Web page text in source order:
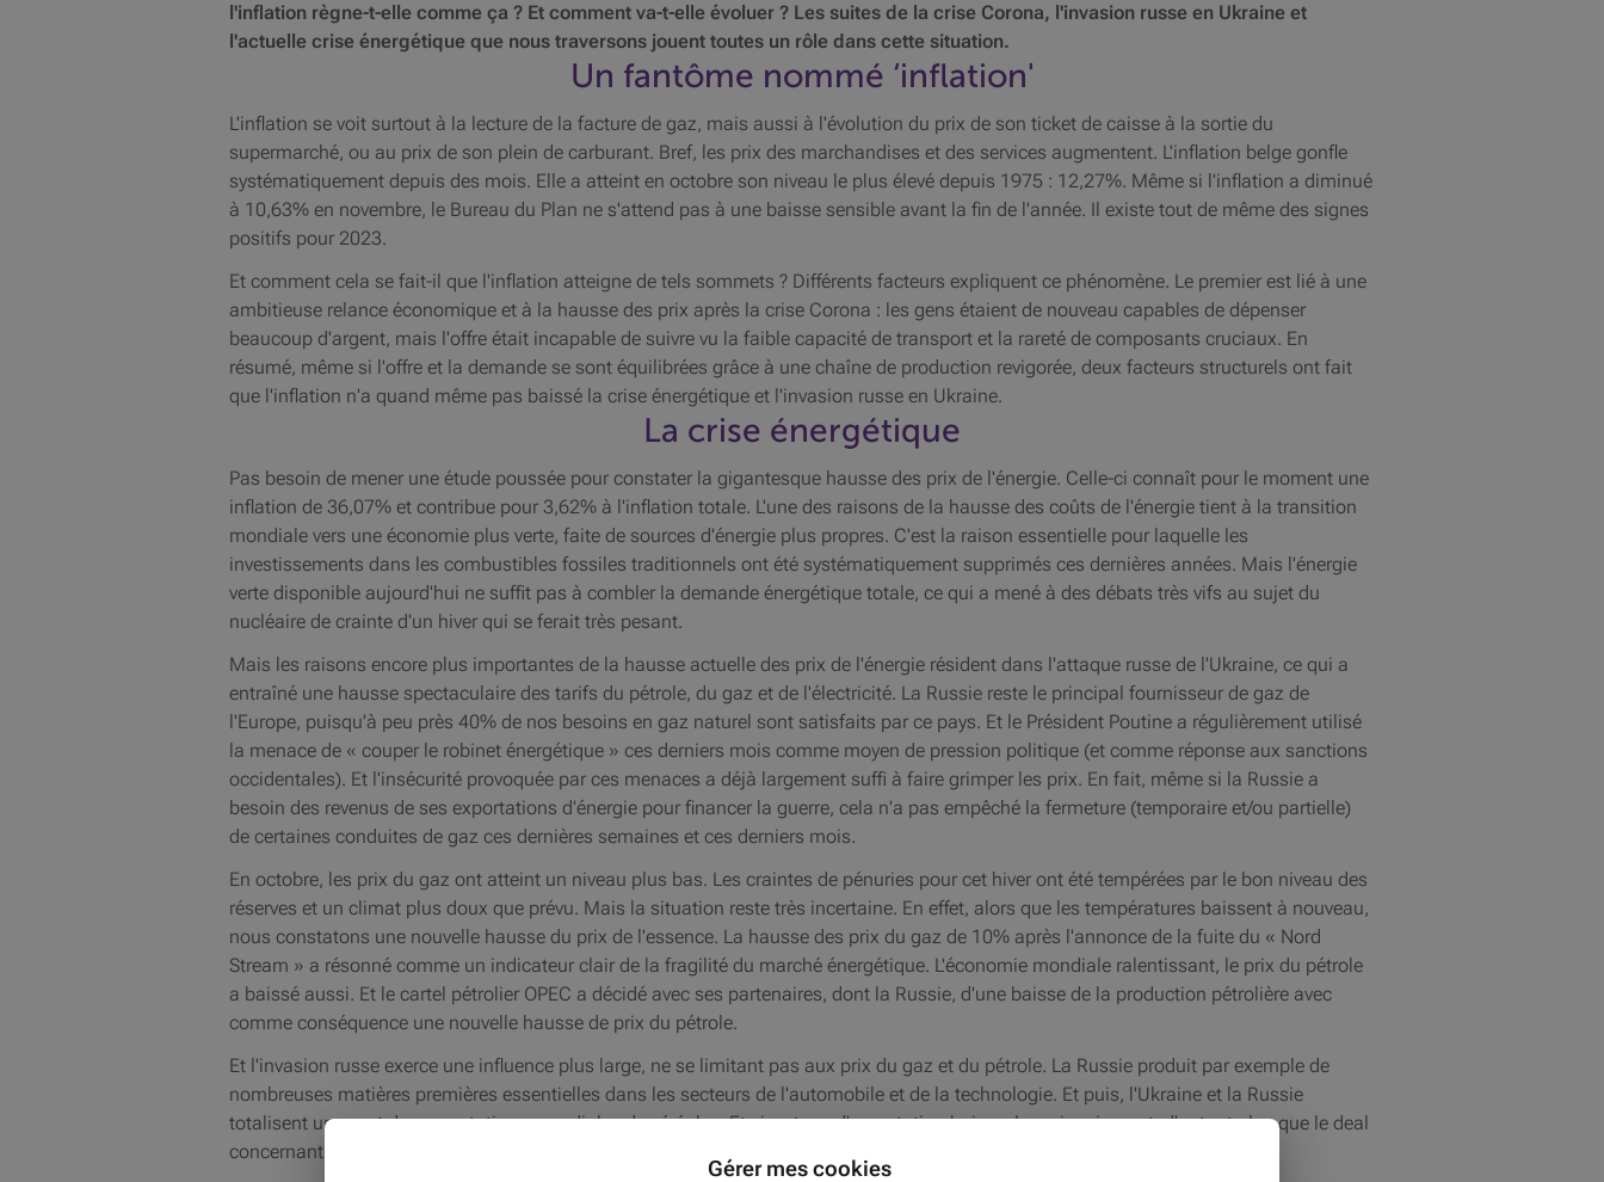
l'inflation règne-t-elle comme ça ? Et comment va-t-elle évoluer ? Les suites de la crise Corona, l'invasion russe en Ukraine et
l'actuelle crise énergétique que nous traversons jouent toutes un rôle dans cette situation.
Un fantôme nommé ‘inflation'
L'inflation se voit surtout à la lecture de la facture de gaz, mais aussi à l'évolution du prix de son ticket de caisse à la sortie du
supermarché, ou au prix de son plein de carburant. Bref, les prix des marchandises et des services augmentent. L'inflation belge gonfle
systématiquement depuis des mois. Elle a atteint en octobre son niveau le plus élevé depuis 1975 : 12,27%. Même si l'inflation a diminué
à 10,63% en novembre, le Bureau du Plan ne s'attend pas à une baisse sensible avant la fin de l'année. Il existe tout de même des signes
positifs pour 2023.
Et comment cela se fait-il que l'inflation atteigne de tels sommets ? Différents facteurs expliquent ce phénomène. Le premier est lié à une
ambitieuse relance économique et à la hausse des prix après la crise Corona : les gens étaient de nouveau capables de dépenser
beaucoup d'argent, mais l'offre était incapable de suivre vu la faible capacité de transport et la rareté de composants cruciaux. En
résumé, même si l'offre et la demande se sont équilibrées grâce à une chaîne de production revigorée, deux facteurs structurels ont fait
que l'inflation n'a quand même pas baissé la crise énergétique et l'invasion russe en Ukraine.
La crise énergétique
Pas besoin de mener une étude poussée pour constater la gigantesque hausse des prix de l'énergie. Celle-ci connaît pour le moment une
inflation de 36,07% et contribue pour 3,62% à l'inflation totale. L'une des raisons de la hausse des coûts de l'énergie tient à la transition
mondiale vers une économie plus verte, faite de sources d'énergie plus propres. C'est la raison essentielle pour laquelle les
investissements dans les combustibles fossiles traditionnels ont été systématiquement supprimés ces dernières années. Mais l'énergie
verte disponible aujourd'hui ne suffit pas à combler la demande énergétique totale, ce qui a mené à des débats très vifs au sujet du
nucléaire de crainte d'un hiver qui se ferait très pesant.
Mais les raisons encore plus importantes de la hausse actuelle des prix de l'énergie résident dans l'attaque russe de l'Ukraine, ce qui a
entraîné une hausse spectaculaire des tarifs du pétrole, du gaz et de l'électricité. La Russie reste le principal fournisseur de gaz de
l'Europe, puisqu'à peu près 40% de nos besoins en gaz naturel sont satisfaits par ce pays. Et le Président Poutine a régulièrement utilisé
la menace de « couper le robinet énergétique » ces derniers mois comme moyen de pression politique (et comme réponse aux sanctions
occidentales). Et l'insécurité provoquée par ces menaces a déjà largement suffi à faire grimper les prix. En fait, même si la Russie a
besoin des revenus de ses exportations d'énergie pour financer la guerre, cela n'a pas empêché la fermeture (temporaire et/ou partielle)
de certaines conduites de gaz ces dernières semaines et ces derniers mois.
En octobre, les prix du gaz ont atteint un niveau plus bas. Les craintes de pénuries pour cet hiver ont été tempérées par le bon niveau des
réserves et un climat plus doux que prévu. Mais la situation reste très incertaine. En effet, alors que les températures baissent à nouveau,
nous constatons une nouvelle hausse du prix de l'essence. La hausse des prix du gaz de 10% après l'annonce de la fuite du « Nord
Stream » a résonné comme un indicateur clair de la fragilité du marché énergétique. L'économie mondiale ralentissant, le prix du pétrole
a baissé aussi. Et le cartel pétrolier OPEC a décidé avec ses partenaires, dont la Russie, d'une baisse de la production pétrolière avec
comme conséquence une nouvelle hausse de prix du pétrole.
Et l'invasion russe exerce une influence plus large, ne se limitant pas aux prix du gaz et du pétrole. La Russie produit par exemple de
nombreuses matières premières essentielles dans les secteurs de l'automobile et de la technologie. Et puis, l'Ukraine et la Russie
totalisent un quart des exportations mondiales de céréales. Et si ce taux d'exportation baisse, les prix grimpent, d'autant plus que le deal
concernant le grain entre la Russie et l'Ukraine n'est bien entendu plus garanti.
Gérer mes cookies